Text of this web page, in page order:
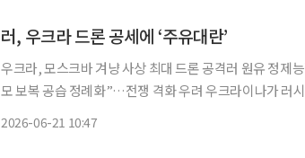
러, 우크라 드론 공세에 ‘주유대란’
우크라, 모스크바 겨냥 사상 최대 드론 공격러 원유 정제
모 보복 공습 정례화”…전쟁 격화 우려 우크라이나가 러시아 수도 모스크바를 겨냥해 개전 이
2026-06-21 10:47